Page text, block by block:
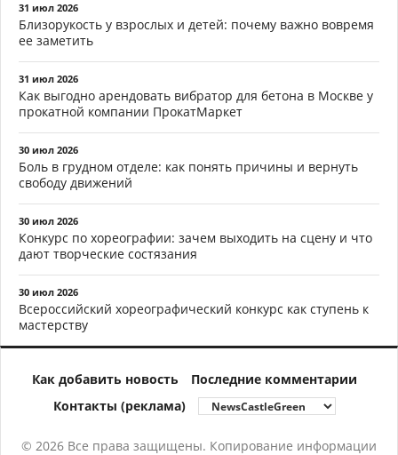
31 июл 2026
Близорукость у взрослых и детей: почему важно вовремя
ее заметить
31 июл 2026
Как выгодно арендовать вибратор для бетона в Москве у
прокатной компании ПрокатМаркет
30 июл 2026
Боль в грудном отделе: как понять причины и вернуть
свободу движений
30 июл 2026
Конкурс по хореографии: зачем выходить на сцену и что
дают творческие состязания
30 июл 2026
Всероссийский хореографический конкурс как ступень к
мастерству
Как добавить новость
Последние комментарии
Контакты (реклама)
© 2026 Все права защищены. Копирование информации